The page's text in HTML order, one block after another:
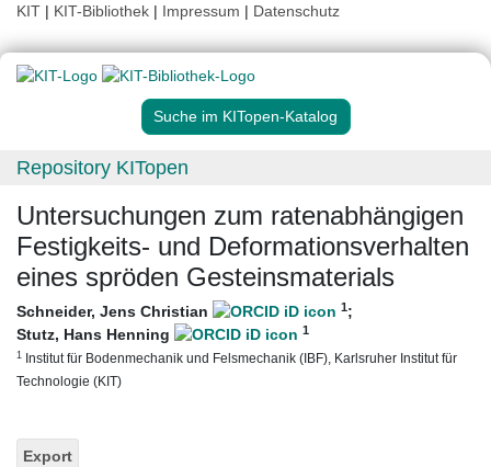
KIT | KIT-Bibliothek | Impressum | Datenschutz
Suche im KITopen-Katalog
Repository KITopen
Untersuchungen zum ratenabhängigen
Festigkeits- und Deformationsverhalten
eines spröden Gesteinsmaterials
Schneider, Jens Christian 1;
Stutz, Hans Henning
1
1 Institut für Bodenmechanik und Felsmechanik (IBF), Karlsruher Institut für
Technologie (KIT)
Export